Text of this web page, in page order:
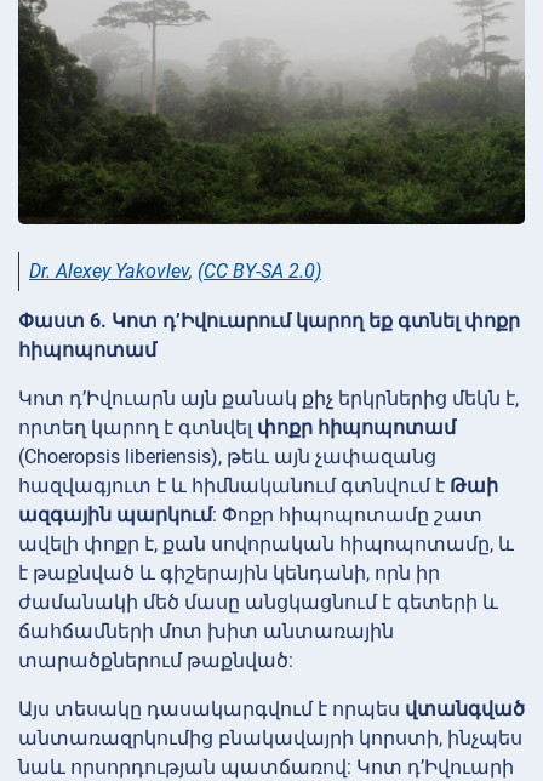
Dr. Alexey Yakovlev, (CC BY-SA 2.0)
Փաստ 6. Կոտ դ’Իվուարում կարող եք գտնել փոքր
հիպոպոտամ
Կոտ դ’Իվուարն այն քանակ քիչ երկրներից մեկն է,
որտեղ կարող է գտնվել փոքր հիպոպոտամ
(Choeropsis liberiensis), թեև այն չափազանց
հազվագյուտ է և հիմնականում գտնվում է Թաի
ազգային պարկում: Փոքր հիպոպոտամը շատ
ավելի փոքր է, քան սովորական հիպոպոտամը, և
է թաքնված և գիշերային կենդանի, որն իր
ժամանակի մեծ մասը անցկացնում է գետերի և
ճահճամների մոտ խիտ անտառային
տարածքներում թաքնված:
Այս տեսակը դասակարգվում է որպես վտանգված
անտառազրկումից բնակավայրի կորստի, ինչպես
նաև որսորդության պատճառով: Կոտ դ’Իվուարի